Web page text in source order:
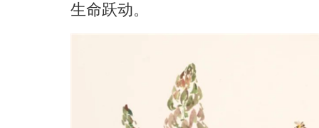
生命跃动。